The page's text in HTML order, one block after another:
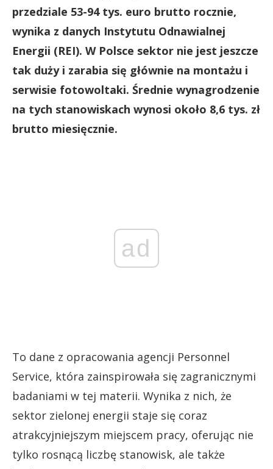
przedziale 53-94 tys. euro brutto rocznie,
wynika z danych Instytutu Odnawialnej
Energii (REI). W Polsce sektor nie jest jeszcze
tak duży i zarabia się głównie na montażu i
serwisie fotowoltaki. Średnie wynagrodzenie
na tych stanowiskach wynosi około 8,6 tys. zł
brutto miesięcznie.
ad
To dane z opracowania agencji Personnel
Service, która zainspirowała się zagranicznymi
badaniami w tej materii. Wynika z nich, że
sektor zielonej energii staje się coraz
atrakcyjniejszym miejscem pracy, oferując nie
tylko rosnącą liczbę stanowisk, ale także